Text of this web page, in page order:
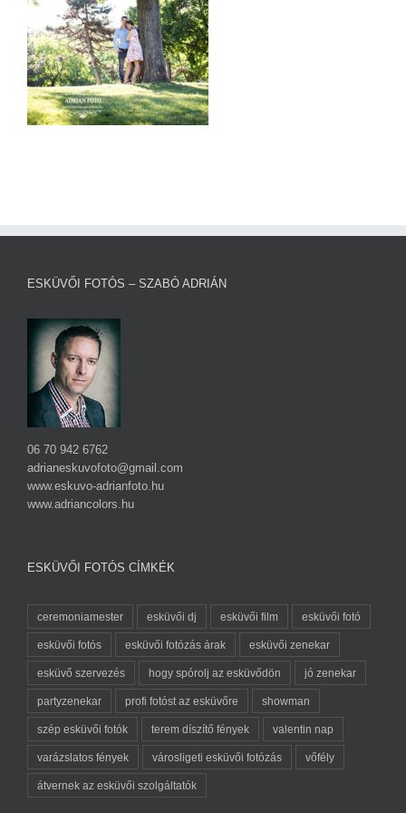
ESKÜVŐI FOTÓS – SZABÓ ADRIÁN
06 70 942 6762
adrianeskuvofoto@gmail.com
www.eskuvo-adrianfoto.hu
www.adriancolors.hu
ESKÜVŐI FOTÓS CÍMKÉK
ceremoniamester esküvői dj esküvői film esküvői fotó
esküvői fotós esküvői fotózás árak esküvői zenekar
esküvő szervezés hogy spórolj az esküvődön jó zenekar
partyzenekar profi fotóst az esküvőre showman
szép esküvői fotók terem díszítő fények valentin nap
varázslatos fények városligeti esküvői fotózás vőfély
átvernek az esküvői szolgáltatók